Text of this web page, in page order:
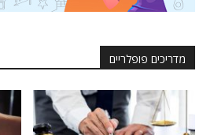
מדריכים פופלריים